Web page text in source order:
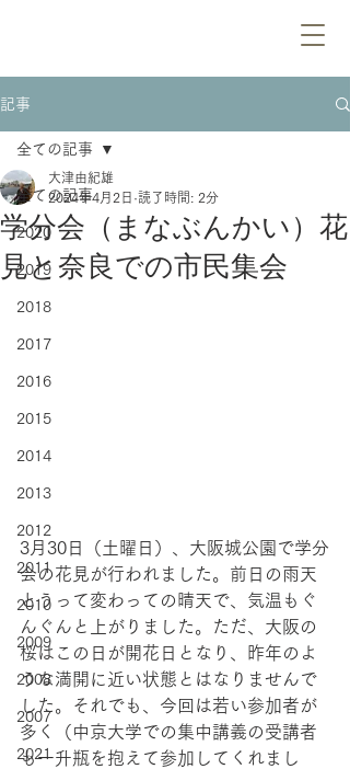
記事
全ての記事
2020
2019
2018
2017
2016
2015
2014
2013
2012
2011
2010
2009
2008
2007
2021
全ての記事
学分会（まなぶんかい）花
見と奈良での市民集会
大津由紀雄
2024年4月2日 読了時間: 2分
3月30日（土曜日）、大阪城公園で学分
会の花見が行われました。前日の雨天
とうって変わっての晴天で、気温もぐ
んぐんと上がりました。ただ、大阪の
桜はこの日が開花日となり、昨年のよ
うな満開に近い状態とはなりませんで
した。それでも、今回は若い参加者が
多く（中京大学での集中講義の受講者
も一升瓶を抱えて参加してくれまし